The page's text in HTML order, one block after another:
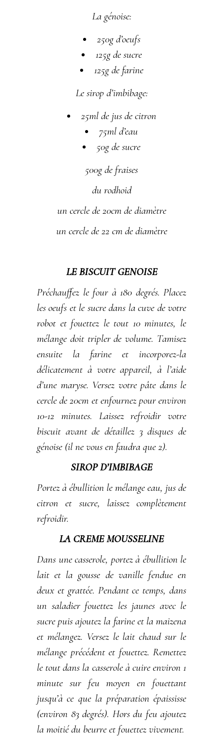
La génoise:
250g d’oeufs
125g de sucre
125g de farine
Le sirop d’imbibage:
25ml de jus de citron
75ml d’eau
50g de sucre
500g de fraises
du rodhoid
un cercle de 20cm de diamètre
un cercle de 22 cm de diamètre
LE BISCUIT GENOISE
Préchauffez le four à 180 degrés. Placez
les oeufs et le sucre dans la cuve de votre
robot et fouettez le tout 10 minutes, le
mélange doit tripler de volume. Tamisez
ensuite la farine et incorporez-la
délicatement à votre appareil, à l’aide
d’une maryse. Versez votre pâte dans le
cercle de 20cm et enfournez pour environ
10-12 minutes. Laissez refroidir votre
biscuit avant de détaillez 3 disques de
génoise (il ne vous en faudra que 2).
SIROP D’IMBIBAGE
Portez à ébullition le mélange eau, jus de
citron et sucre, laissez complètement
refroidir.
LA CREME MOUSSELINE
Dans une casserole, portez à ébullition le
lait et la gousse de vanille fendue en
deux et grattée. Pendant ce temps, dans
un saladier fouettez les jaunes avec le
sucre puis ajoutez la farine et la maizena
et mélangez. Versez le lait chaud sur le
mélange précédent et fouettez. Remettez
le tout dans la casserole à cuire environ 1
minute sur feu moyen en fouettant
jusqu’à ce que la préparation épaississe
(environ 83 degrés). Hors du feu ajoutez
la moitié du beurre et fouettez vivement.